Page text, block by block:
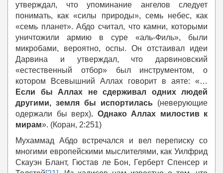
утверждал, что упоминание ангелов следует
понимать, как «силы природы», семь небес, как
«семь планет». Абдо считал, что камни, которыми
уничтожили армию в суре «аль-Филь», были
микробами, вероятно, оспы. Он отстаивал идеи
Дарвина и утверждал, что дарвиновский
«естественный отбор» был инструментом, о
котором Всевышний Аллах говорит в аяте: «…
Если бы Аллах не сдерживал одних людей
другими, земля бы испортилась (неверующие
одержали бы верх). Однако Аллах милостив к
мирам». (Коран, 2:251)
Мухаммад Абдо встречался и вел переписку со
многими европейскими мыслителями, как Уилфрид
Скауэн Блант, Гюстав ле Бон, Герберт Спенсер и